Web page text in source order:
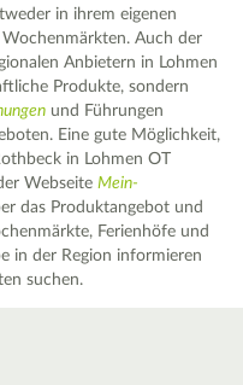
in ihrem eigenen
Auch der
Anbietern in Lohmen
Produkte, sondern
und Führungen
Eine gute Möglichkeit,
in Lohmen OT
WebseiteMein-
das Produktangebot und
Ferienhöfe und
in der Region informieren
suchen.